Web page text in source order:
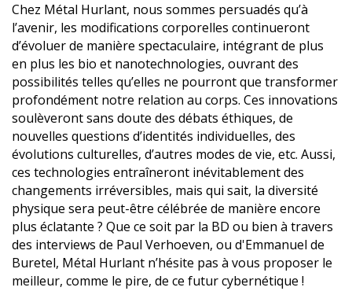
Chez Métal Hurlant, nous sommes persuadés qu’à
l’avenir, les modifications corporelles continueront
d’évoluer de manière spectaculaire, intégrant de plus
en plus les bio et nanotechnologies, ouvrant des
possibilités telles qu’elles ne pourront que transformer
profondément notre relation au corps. Ces innovations
soulèveront sans doute des débats éthiques, de
nouvelles questions d’identités individuelles, des
évolutions culturelles, d’autres modes de vie, etc. Aussi,
ces technologies entraîneront inévitablement des
changements irréversibles, mais qui sait, la diversité
physique sera peut-être célébrée de manière encore
plus éclatante ? Que ce soit par la BD ou bien à travers
des interviews de Paul Verhoeven, ou d'Emmanuel de
Buretel, Métal Hurlant n’hésite pas à vous proposer le
meilleur, comme le pire, de ce futur cybernétique !